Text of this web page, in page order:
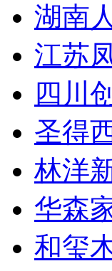
湖南
江苏
四川
圣得
林洋
华森
和玺